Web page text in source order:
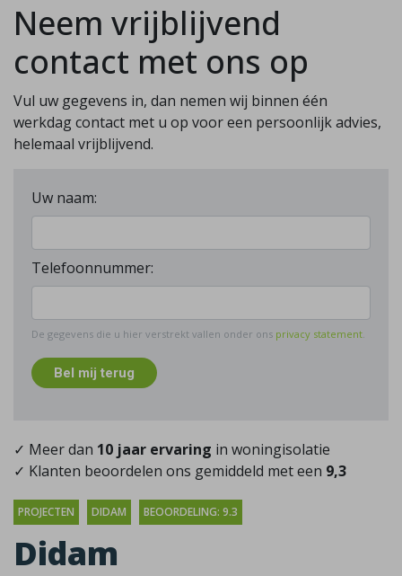
Neem vrijblijvend
contact met ons op
Vul uw gegevens in, dan nemen wij binnen één
werkdag contact met u op voor een persoonlijk advies,
helemaal vrijblijvend.
Uw naam:
Telefoonnummer:
De gegevens die u hier verstrekt vallen onder ons privacy statement.
Bel mij terug
✓ Meer dan 10 jaar ervaring in woningisolatie
✓ Klanten beoordelen ons gemiddeld met een 9,3
PROJECTEN DIDAM BEOORDELING: 9.3
Didam